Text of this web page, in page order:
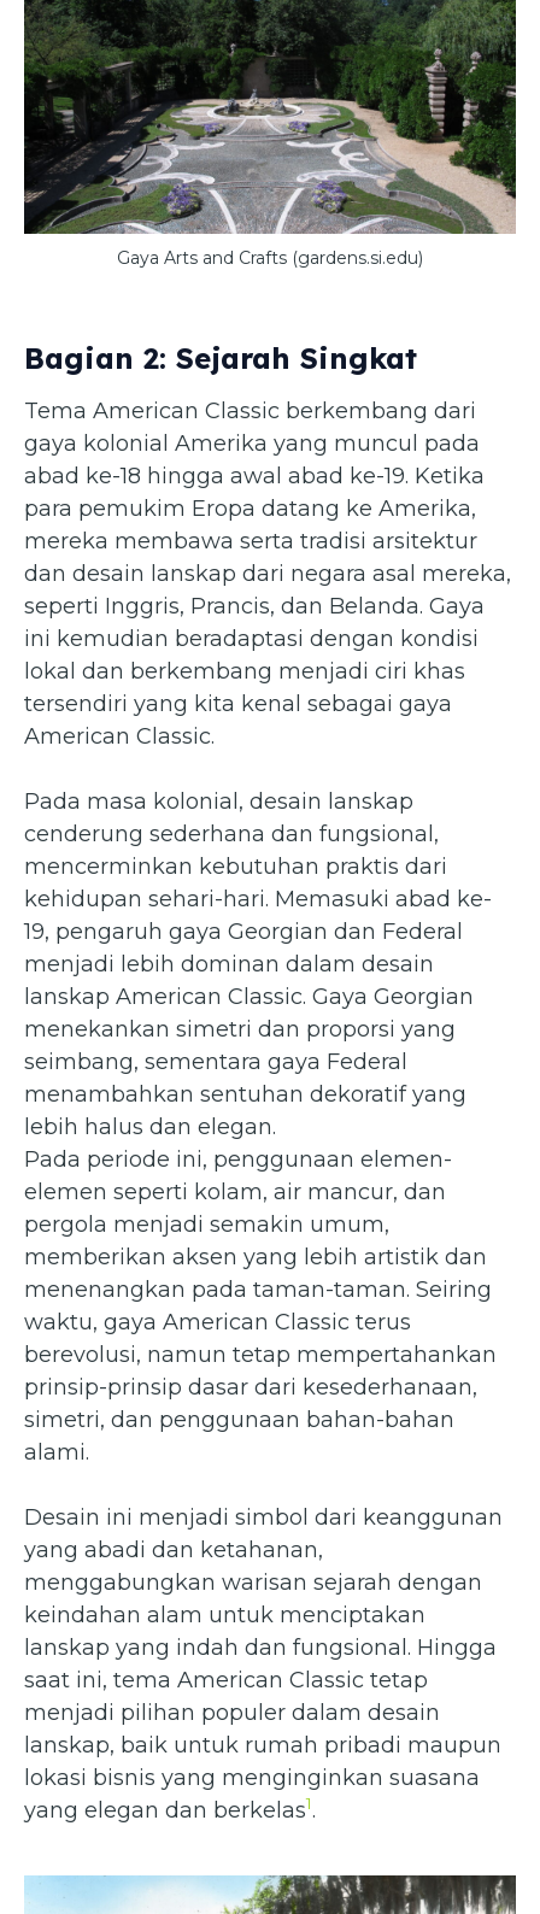
Gaya Arts and Crafts (gardens.si.edu)
Bagian 2: Sejarah Singkat
Tema American Classic berkembang dari
gaya kolonial Amerika yang muncul pada
abad ke-18 hingga awal abad ke-19. Ketika
para pemukim Eropa datang ke Amerika,
mereka membawa serta tradisi arsitektur
dan desain lanskap dari negara asal mereka,
seperti Inggris, Prancis, dan Belanda. Gaya
ini kemudian beradaptasi dengan kondisi
lokal dan berkembang menjadi ciri khas
tersendiri yang kita kenal sebagai gaya
American Classic.
Pada masa kolonial, desain lanskap
cenderung sederhana dan fungsional,
mencerminkan kebutuhan praktis dari
kehidupan sehari-hari. Memasuki abad ke-
19, pengaruh gaya Georgian dan Federal
menjadi lebih dominan dalam desain
lanskap American Classic. Gaya Georgian
menekankan simetri dan proporsi yang
seimbang, sementara gaya Federal
menambahkan sentuhan dekoratif yang
lebih halus dan elegan.
Pada periode ini, penggunaan elemen-
elemen seperti kolam, air mancur, dan
pergola menjadi semakin umum,
memberikan aksen yang lebih artistik dan
menenangkan pada taman-taman. Seiring
waktu, gaya American Classic terus
berevolusi, namun tetap mempertahankan
prinsip-prinsip dasar dari kesederhanaan,
simetri, dan penggunaan bahan-bahan
alami.
Desain ini menjadi simbol dari keanggunan
yang abadi dan ketahanan,
menggabungkan warisan sejarah dengan
keindahan alam untuk menciptakan
lanskap yang indah dan fungsional. Hingga
saat ini, tema American Classic tetap
menjadi pilihan populer dalam desain
lanskap, baik untuk rumah pribadi maupun
lokasi bisnis yang menginginkan suasana
yang elegan dan berkelas1.